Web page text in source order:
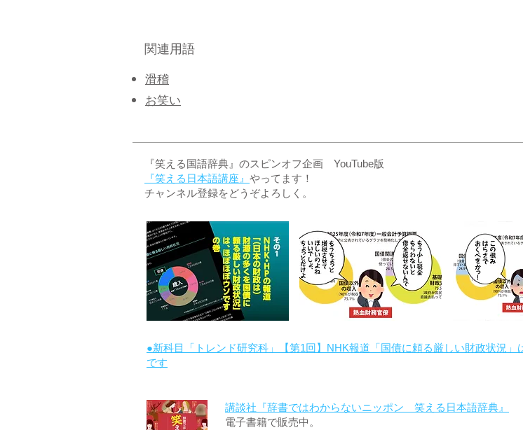
関連用語
滑稽
お笑い
『笑える国語辞典』のスピンオフ企画 YouTube版
『笑える日本語講座』 やってます！
チャンネル登録をどうぞよろしく。
●新科目「トレンド研究科」【第1回】NHK報道「国債に頼る厳しい財政状況」
です
講談社『辞書ではわからないニッポン 笑える日本語辞典』
電子書籍で販売中。